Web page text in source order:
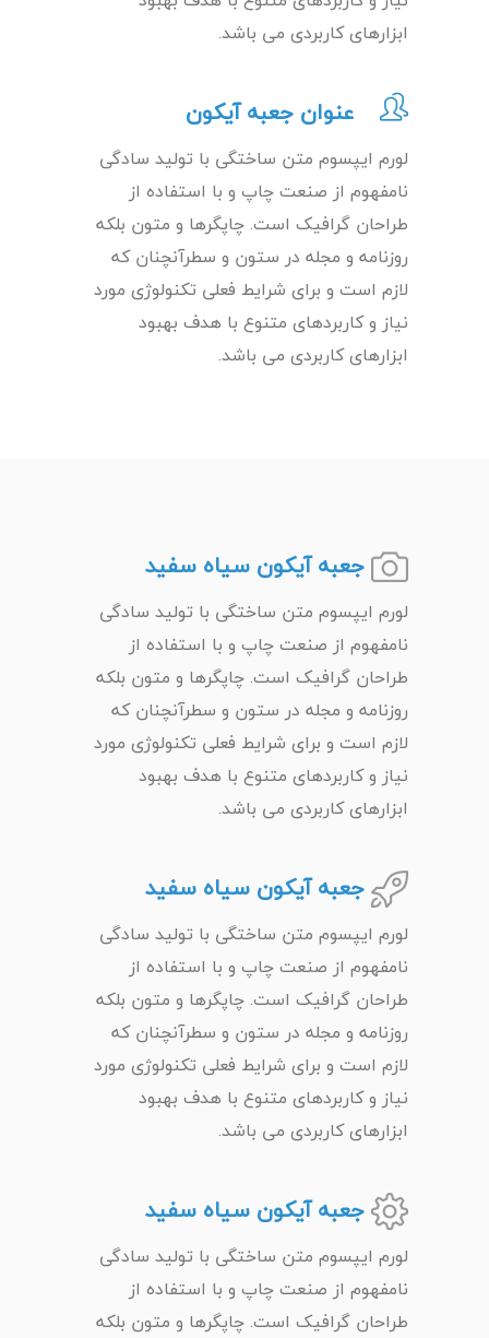
ابزارهای کاربردی می باشد.
عنوان جعبه آیکون
لورم ایپسوم متن ساختگی با تولید سادگی
نامفهوم از صنعت چاپ و با استفاده از
طراحان گرافیک است. چاپگرها و متون بلکه
روزنامه و مجله در ستون و سطرآنچنان که
لازم است و برای شرایط فعلی تکنولوژی مورد
نیاز و کاربردهای متنوع با هدف بهبود
ابزارهای کاربردی می باشد.
جعبه آیکون سیاه سفید
لورم ایپسوم متن ساختگی با تولید سادگی
نامفهوم از صنعت چاپ و با استفاده از
طراحان گرافیک است. چاپگرها و متون بلکه
روزنامه و مجله در ستون و سطرآنچنان که
لازم است و برای شرایط فعلی تکنولوژی مورد
نیاز و کاربردهای متنوع با هدف بهبود
ابزارهای کاربردی می باشد.
جعبه آیکون سیاه سفید
لورم ایپسوم متن ساختگی با تولید سادگی
نامفهوم از صنعت چاپ و با استفاده از
طراحان گرافیک است. چاپگرها و متون بلکه
روزنامه و مجله در ستون و سطرآنچنان که
لازم است و برای شرایط فعلی تکنولوژی مورد
نیاز و کاربردهای متنوع با هدف بهبود
ابزارهای کاربردی می باشد.
جعبه آیکون سیاه سفید
لورم ایپسوم متن ساختگی با تولید سادگی
نامفهوم از صنعت چاپ و با استفاده از
طراحان گرافیک است. چاپگرها و متون بلکه